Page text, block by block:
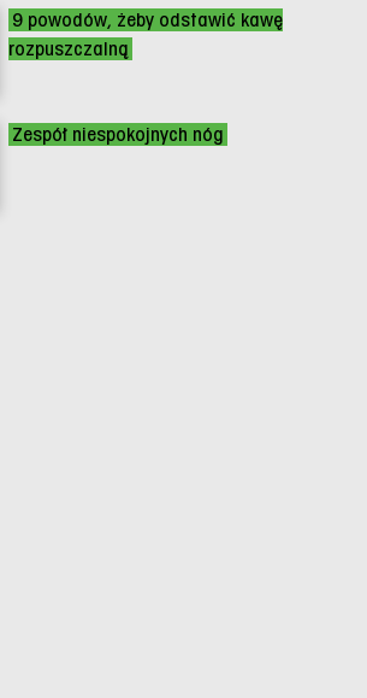
9 powodów, żeby odstawić kawę
rozpuszczalną
Zespół niespokojnych nóg